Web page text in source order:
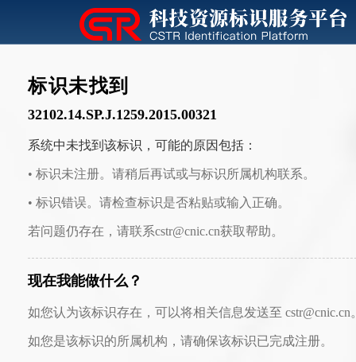
标识未找到
32102.14.SP.J.1259.2015.00321
系统中未找到该标识，可能的原因包括：
• 标识未注册。请稍后再试或与标识所属机构联系。
• 标识错误。请检查标识是否粘贴或输入正确。
若问题仍存在，请联系cstr@cnic.cn获取帮助。
现在我能做什么？
如您认为该标识存在，可以将相关信息发送至 cstr@cnic.cn
如您是该标识的所属机构，请确保该标识已完成注册。